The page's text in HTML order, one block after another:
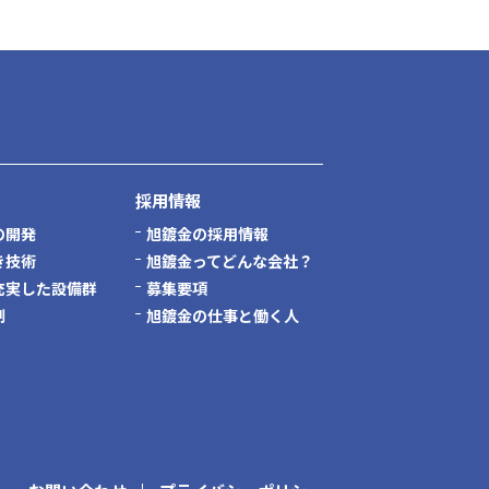
開発
技術
実した設備群
採用情報
旭鍍金の採用情報
旭鍍金ってどんな会社？
募集要項
旭鍍金の仕事と働く人